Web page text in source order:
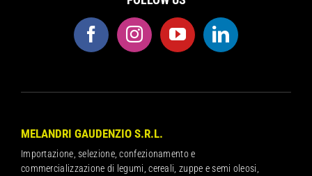
MELANDRI GAUDENZIO S.R.L.
Importazione, selezione, confezionamento e
commercializzazione di legumi, cereali, zuppe e semi oleosi,